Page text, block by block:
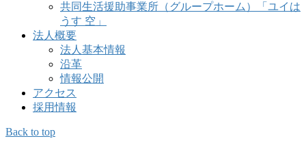
共同生活援助事業所（グループホーム）「ユイは
うす 空」
法人概要
法人基本情報
沿革
情報公開
アクセス
採用情報
Back to top